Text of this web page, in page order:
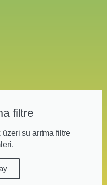
filtre
su arıtma filtre